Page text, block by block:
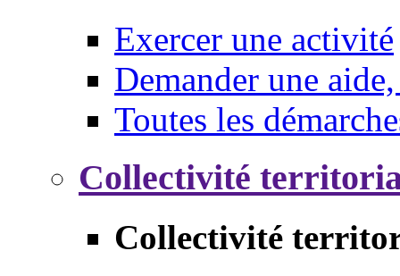
Exercer une activité
Demander une
Toutes les
Collectivité
Collectivité